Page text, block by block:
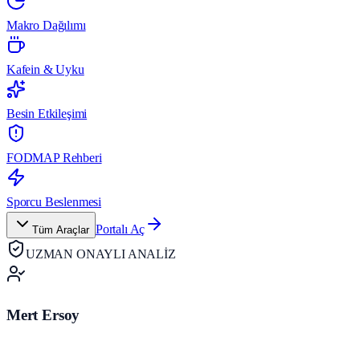
Makro Dağılımı
Kafein & Uyku
Besin Etkileşimi
FODMAP Rehberi
Sporcu Beslenmesi
Tüm Araçlar Portalı Aç
UZMAN ONAYLI ANALİZ
Mert Ersoy